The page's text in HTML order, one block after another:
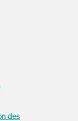
des